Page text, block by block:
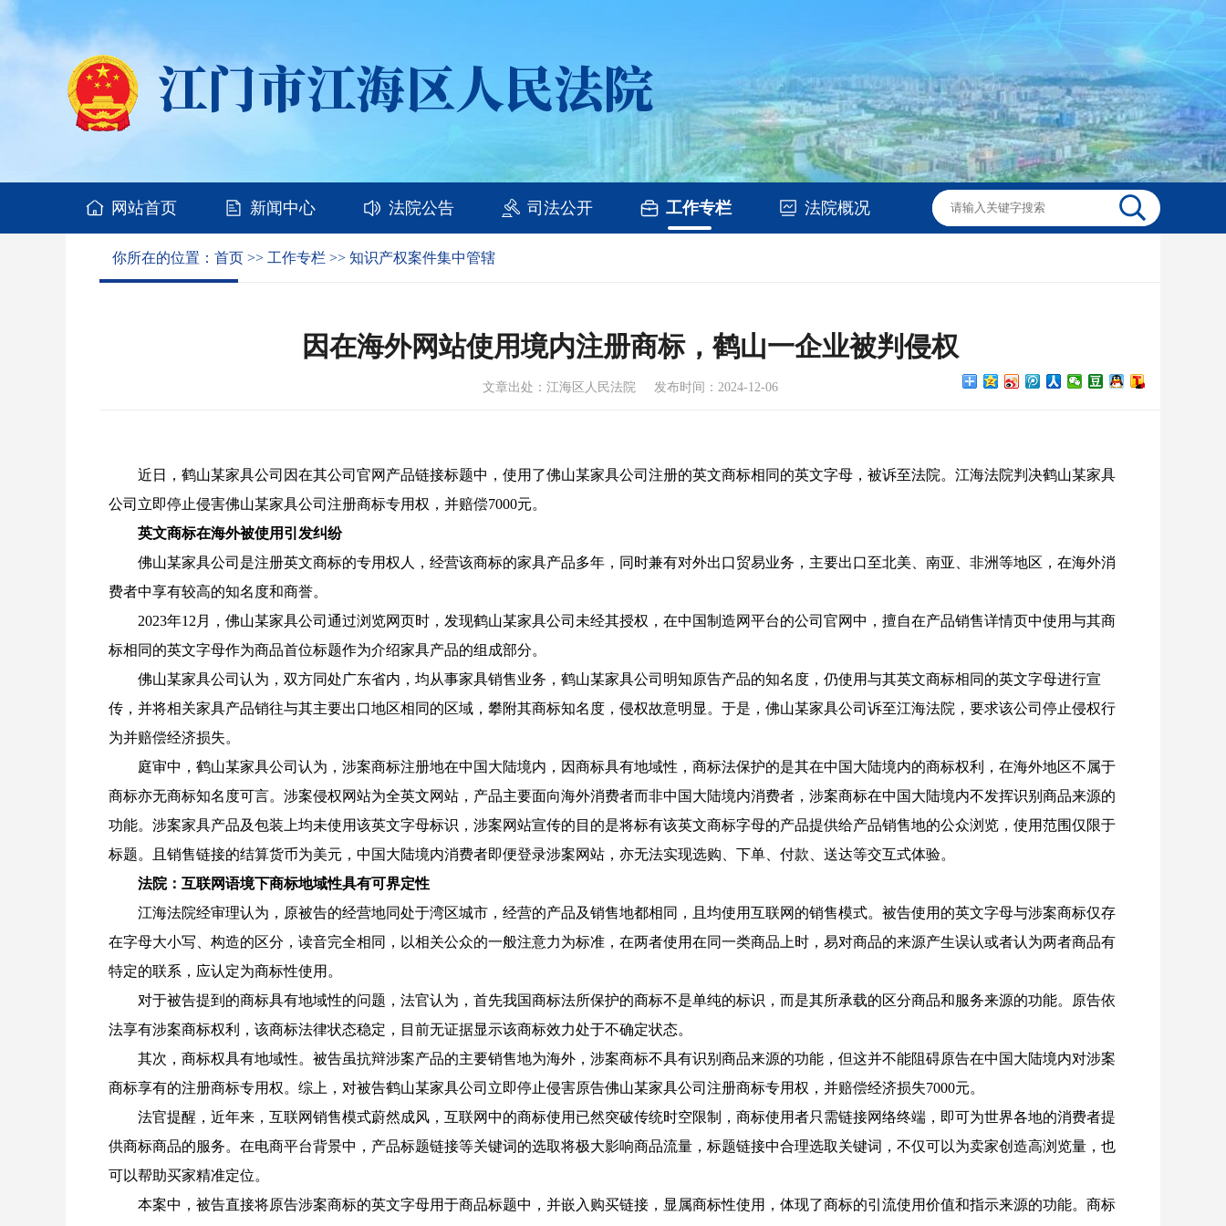
网站首页 新闻中心 法院公告 司法公开 工作专栏 法院概况
你所在的位置： 首页 >> 工作专栏 >> 知识产权案件集中管辖
因在海外网站使用境内注册商标，鹤山一企业被判侵权
文章出处：江海区人民法院 发布时间：2024-12-06
近日，鹤山某家具公司因在其公司官网产品链接标题中，使用了佛山某家具公司注册的英文商标相同的英文字母，被诉至法院。江海法院判决鹤山某家具
公司立即停止侵害佛山某家具公司注册商标专用权，并赔偿7000元。
英文商标在海外被使用引发纠纷
佛山某家具公司是注册英文商标的专用权人，经营该商标的家具产品多年，同时兼有对外出口贸易业务，主要出口至北美、南亚、非洲等地区，在海外消
费者中享有较高的知名度和商誉。
2023年12月，佛山某家具公司通过浏览网页时，发现鹤山某家具公司未经其授权，在中国制造网平台的公司官网中，擅自在产品销售详情页中使用与其商
标相同的英文字母作为商品首位标题作为介绍家具产品的组成部分。
佛山某家具公司认为，双方同处广东省内，均从事家具销售业务，鹤山某家具公司明知原告产品的知名度，仍使用与其英文商标相同的英文字母进行宣
传，并将相关家具产品销往与其主要出口地区相同的区域，攀附其商标知名度，侵权故意明显。于是，佛山某家具公司诉至江海法院，要求该公司停止侵权行
为并赔偿经济损失。
庭审中，鹤山某家具公司认为，涉案商标注册地在中国大陆境内，因商标具有地域性，商标法保护的是其在中国大陆境内的商标权利，在海外地区不属于
商标亦无商标知名度可言。涉案侵权网站为全英文网站，产品主要面向海外消费者而非中国大陆境内消费者，涉案商标在中国大陆境内不发挥识别商品来源的
功能。涉案家具产品及包装上均未使用该英文字母标识，涉案网站宣传的目的是将标有该英文商标字母的产品提供给产品销售地的公众浏览，使用范围仅限于
标题。且销售链接的结算货币为美元，中国大陆境内消费者即便登录涉案网站，亦无法实现选购、下单、付款、送达等交互式体验。
法院：互联网语境下商标地域性具有可界定性
江海法院经审理认为，原被告的经营地同处于湾区城市，经营的产品及销售地都相同，且均使用互联网的销售模式。被告使用的英文字母与涉案商标仅存
在字母大小写、构造的区分，读音完全相同，以相关公众的一般注意力为标准，在两者使用在同一类商品上时，易对商品的来源产生误认或者认为两者商品有
特定的联系，应认定为商标性使用。
对于被告提到的商标具有地域性的问题，法官认为，首先我国商标法所保护的商标不是单纯的标识，而是其所承载的区分商品和服务来源的功能。原告依
法享有涉案商标权利，该商标法律状态稳定，目前无证据显示该商标效力处于不确定状态。
其次，商标权具有地域性。被告虽抗辩涉案产品的主要销售地为海外，涉案商标不具有识别商品来源的功能，但这并不能阻碍原告在中国大陆境内对涉案
商标享有的注册商标专用权。综上，对被告鹤山某家具公司立即停止侵害原告佛山某家具公司注册商标专用权，并赔偿经济损失7000元。
法官提醒，近年来，互联网销售模式蔚然成风，互联网中的商标使用已然突破传统时空限制，商标使用者只需链接网络终端，即可为世界各地的消费者提
供商标商品的服务。在电商平台背景中，产品标题链接等关键词的选取将极大影响商品流量，标题链接中合理选取关键词，不仅可以为卖家创造高浏览量，也
可以帮助买家精准定位。
本案中，被告直接将原告涉案商标的英文字母用于商品标题中，并嵌入购买链接，显属商标性使用，体现了商标的引流使用价值和指示来源的功能。商标